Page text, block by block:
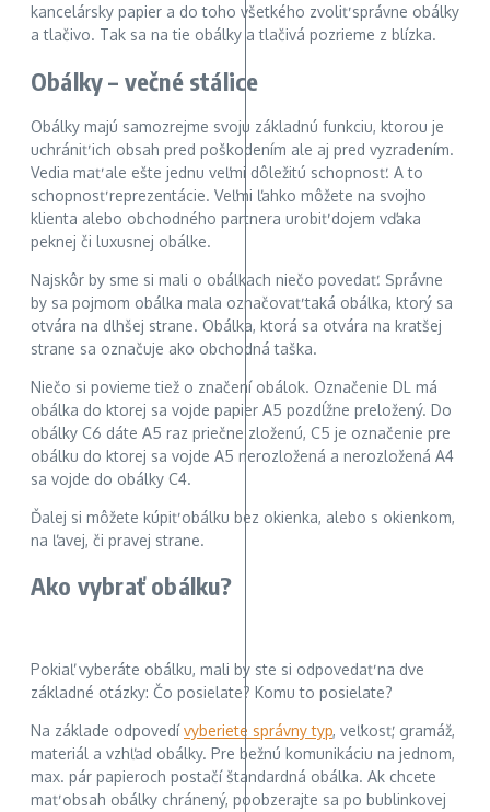
kancelársky papier a do toho všetkého zvoliť správne obálky
a tlačivo. Tak sa na tie obálky a tlačivá pozrieme z blízka.
Obálky – večné stálice
Obálky majú samozrejme svoju základnú funkciu, ktorou je
uchrániť ich obsah pred poškodením ale aj pred vyzradením.
Vedia mať ale ešte jednu veľmi dôležitú schopnosť. A to
schopnosť reprezentácie. Veľmi ľahko môžete na svojho
klienta alebo obchodného partnera urobiť dojem vďaka
peknej či luxusnej obálke.
Najskôr by sme si mali o obálkach niečo povedať. Správne
by sa pojmom obálka mala označovať taká obálka, ktorý sa
otvára na dlhšej strane. Obálka, ktorá sa otvára na kratšej
strane sa označuje ako obchodná taška.
Niečo si povieme tiež o značení obálok. Označenie DL má
obálka do ktorej sa vojde papier A5 pozdĺžne preložený. Do
obálky C6 dáte A5 raz priečne zloženú, C5 je označenie pre
obálku do ktorej sa vojde A5 nerozložená a nerozložená A4
sa vojde do obálky C4.
Ďalej si môžete kúpiť obálku bez okienka, alebo s okienkom,
na ľavej, či pravej strane.
Ako vybrať obálku?
Pokiaľ vyberáte obálku, mali by ste si odpovedať na dve
základné otázky: Čo posielate? Komu to posielate?
Na základe odpovedívyberiete správny typ, veľkosť, gramáž,
materiál a vzhľad obálky. Pre bežnú komunikáciu na jednom,
max. pár papieroch postačí štandardná obálka. Ak chcete
mať obsah obálky chránený, poobzerajte sa po bublinkovej